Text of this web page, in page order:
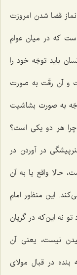
قضا شدن امروزت
که در میان عوام
باید توجّه خود را
و آن رقّت به صورت
به صورت بشاشیت
هر دو یکی است؟
در آوردن در
حالا واقع یا به آن
این منظور امام
تو نه این‌که در گریان
نیست، یعنی آن
در قبال مولای